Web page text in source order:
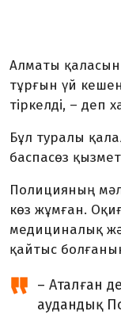
Алматы
тұрғын үй
тіркелді, – деп
Бұл туралы
баспасөз
Полицияның
көз жұмған.
медициналық
қайтыс
– Аталған
аудандық